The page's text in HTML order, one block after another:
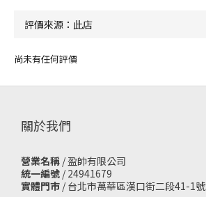
尚未有任何評價
關於我們
營業名稱 / 盈帥有限公司
統一編號 / 24941679
實體門市 / 台北市萬華區漢口街二段41-1號